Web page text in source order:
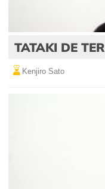
TATAKI DE
Kenjiro Sato